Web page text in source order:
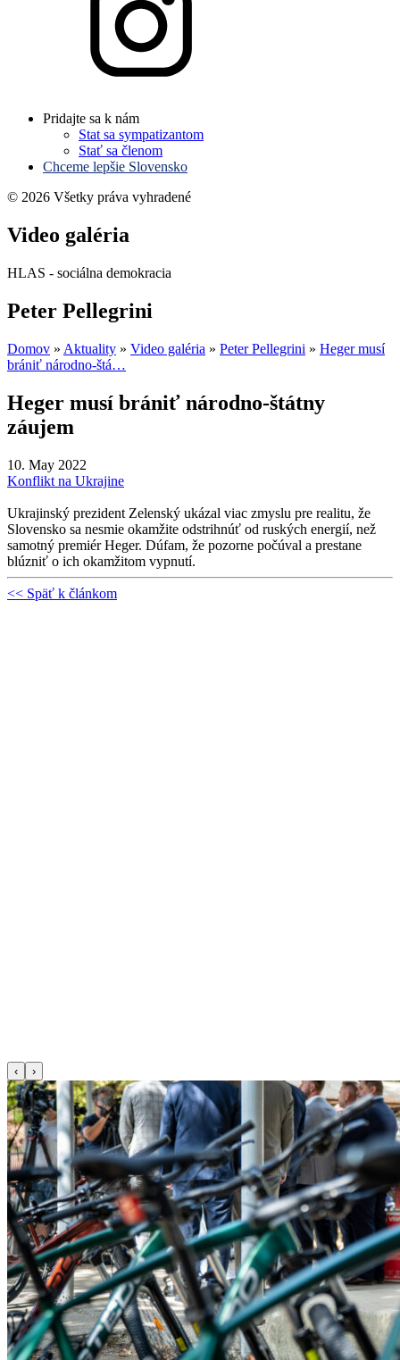
Pridajte sa k nám
Stat sa sympatizantom
Stať sa členom
Chceme lepšie Slovensko
© 2026 Všetky práva vyhradené
Video galéria
HLAS - sociálna demokracia
Peter Pellegrini
Domov » Aktuality » Video galéria » Peter Pellegrini » Heger musí
brániť národno-štá…
Heger musí brániť národno-štátny
záujem
10. May 2022
Konflikt na Ukrajine
Ukrajinský prezident Zelenský ukázal viac zmyslu pre realitu, že
Slovensko sa nesmie okamžite odstrihnúť od ruských energií, než
samotný premiér Heger. Dúfam, že pozorne počúval a prestane
blúzniť o ich okamžitom vypnutí.
<< Späť k článkom
‹ ›